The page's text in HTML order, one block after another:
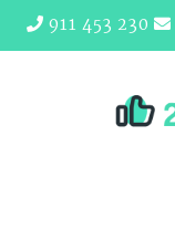
911 453 230